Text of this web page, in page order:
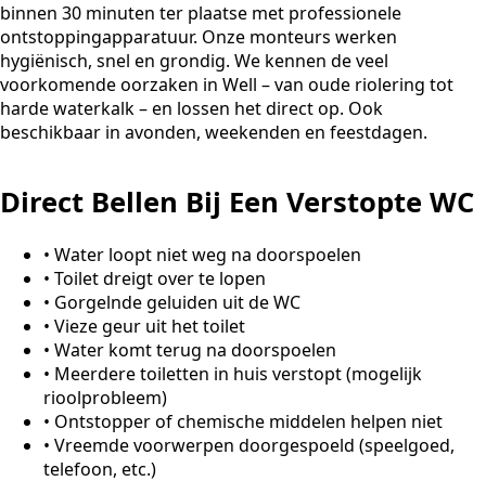
binnen 30 minuten ter plaatse met professionele
ontstoppingapparatuur. Onze monteurs werken
hygiënisch, snel en grondig. We kennen de veel
voorkomende oorzaken in Well – van oude riolering tot
harde waterkalk – en lossen het direct op. Ook
beschikbaar in avonden, weekenden en feestdagen.
Direct Bellen Bij Een Verstopte WC
• Water loopt niet weg na doorspoelen
• Toilet dreigt over te lopen
• Gorgelnde geluiden uit de WC
• Vieze geur uit het toilet
• Water komt terug na doorspoelen
• Meerdere toiletten in huis verstopt (mogelijk
rioolprobleem)
• Ontstopper of chemische middelen helpen niet
• Vreemde voorwerpen doorgespoeld (speelgoed,
telefoon, etc.)